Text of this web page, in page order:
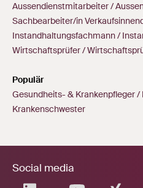
Aussendienstmitarbeiter /
Sachbearbeiter/in
Instandhaltungsfachmann /
Wirtschaftsprüfer /
Populär
Gesundheits- & Krankenpfleger /
Krankenschwester
Social media